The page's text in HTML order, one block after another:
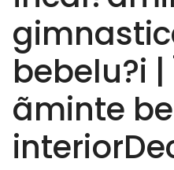
bebelu?i
ãminte